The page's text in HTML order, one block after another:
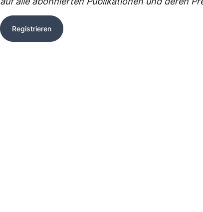
Registrieren